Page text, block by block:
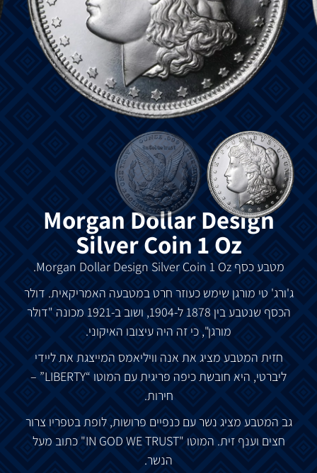
Morgan Dollar Design
Silver Coin 1 Oz
מטבעכסף Morgan Dollar Design Silver Coin 1 Oz.
ג'ורג' טי מורגן שימש כעוזר חרט במטבעה האמריקאית. דולר
הכסף שנטבעבין ל-1904, ושוב ב-1921 מכונה "דולר
מורגן", כי זה היה עיצובו האיקוני.
חזית המטבע מציג את אנה וויליאמס המייצגת אתליידי
ליברטי, היא חובשתכיפה פריגיתעם המוטו “LIBERTY” –
חירות.
גב המטבע מציג נשרעם כנפיים פרושות,לופתבטפריו צרור
חצים וענף זית. המוטו "IN GOD WE TRUST" כתוב מעל
הנשר.